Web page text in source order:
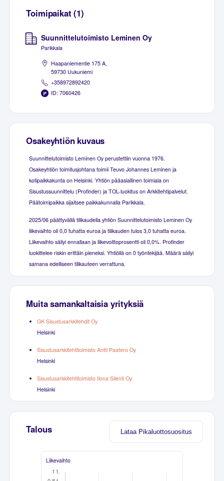
Toimipaikat (1)
Suunnittelutoimisto Leminen Oy
Parikkala
Haapaniementie 175 A,
59730 Uukuniemi
+358972892420
ID: 7060426
Osakeyhtiön kuvaus
Suunnittelutoimisto Leminen Oy perustettiin vuonna 1976.
Osakeyhtiön toimitusjohtana toimii Teuvo Johannes Leminen ja
kotipaikkakunta on Helsinki. Yhtiön pääasiallinen toimiala on
Sisustussuunnittelu (Profinder) ja TOL-luokitus on Arkkitehtipalvelut.
Päätoimipaikka sijaitsee paikkakunnalla Parikkala.
2025/06 päättyvällä tilikaudella yhtiön Suunnittelutoimisto Leminen Oy
liikevaihto oli 0,0 tuhatta euroa ja tilikauden tulos 3,0 tuhatta euroa.
Liikevaihto säilyi ennallaan ja liikevoittoprosentti oli 0,0%. Profinder
luokittelee riskin erittäin pieneksi. Yhtiöllä on 0 työntekijää. Määrä säilyi
samana edelliseen tilikauteen verrattuna.
Muita samankaltaisia yrityksiä
GK Sisustusarkkitehdit Oy
Helsinki
Sisustusarkkitehtitoimisto Antti Paatero Oy
Helsinki
Sisustusarkkitehtitoimisto Ilona Silenti Oy
Helsinki
Lataa Pikaluottosuositus
Talous
Liikevaihto